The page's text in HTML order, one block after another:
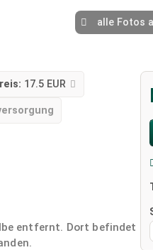
alle Fotos
17.5 EUR
entfernt. Dort befindet